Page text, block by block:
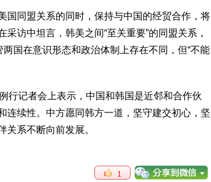
国同盟关系的同时，保持与中国的经贸合作，将
访中坦言，韩美之间“至关重要”的同盟关系，
国在意识形态和政治体制上存在不同，但“不能
行记者会上表示，中国和韩国是近邻和合作伙
连续性。中方愿同韩方一道，坚守建交初心，坚
关系不断向前发展。
1